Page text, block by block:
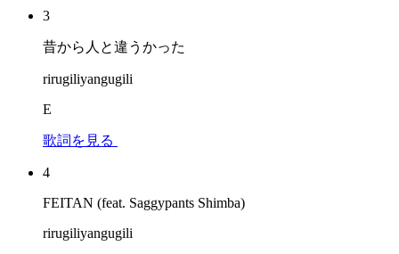
3
昔から人と違うかった
rirugiliyangugili
E
歌詞を見る
4
FEITAN (feat. Saggypants Shimba)
rirugiliyangugili